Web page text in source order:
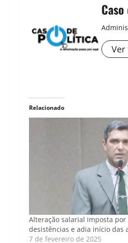
Ver
Relacionado
Alteração salarial imposta
desistências e adia início das
7 de fevereiro de 2025